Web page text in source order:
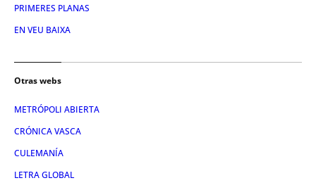
PRIMERES PLANAS
EN VEU BAIXA
Otras webs
METRÓPOLI ABIERTA
CRÓNICA VASCA
CULEMANÍA
LETRA GLOBAL